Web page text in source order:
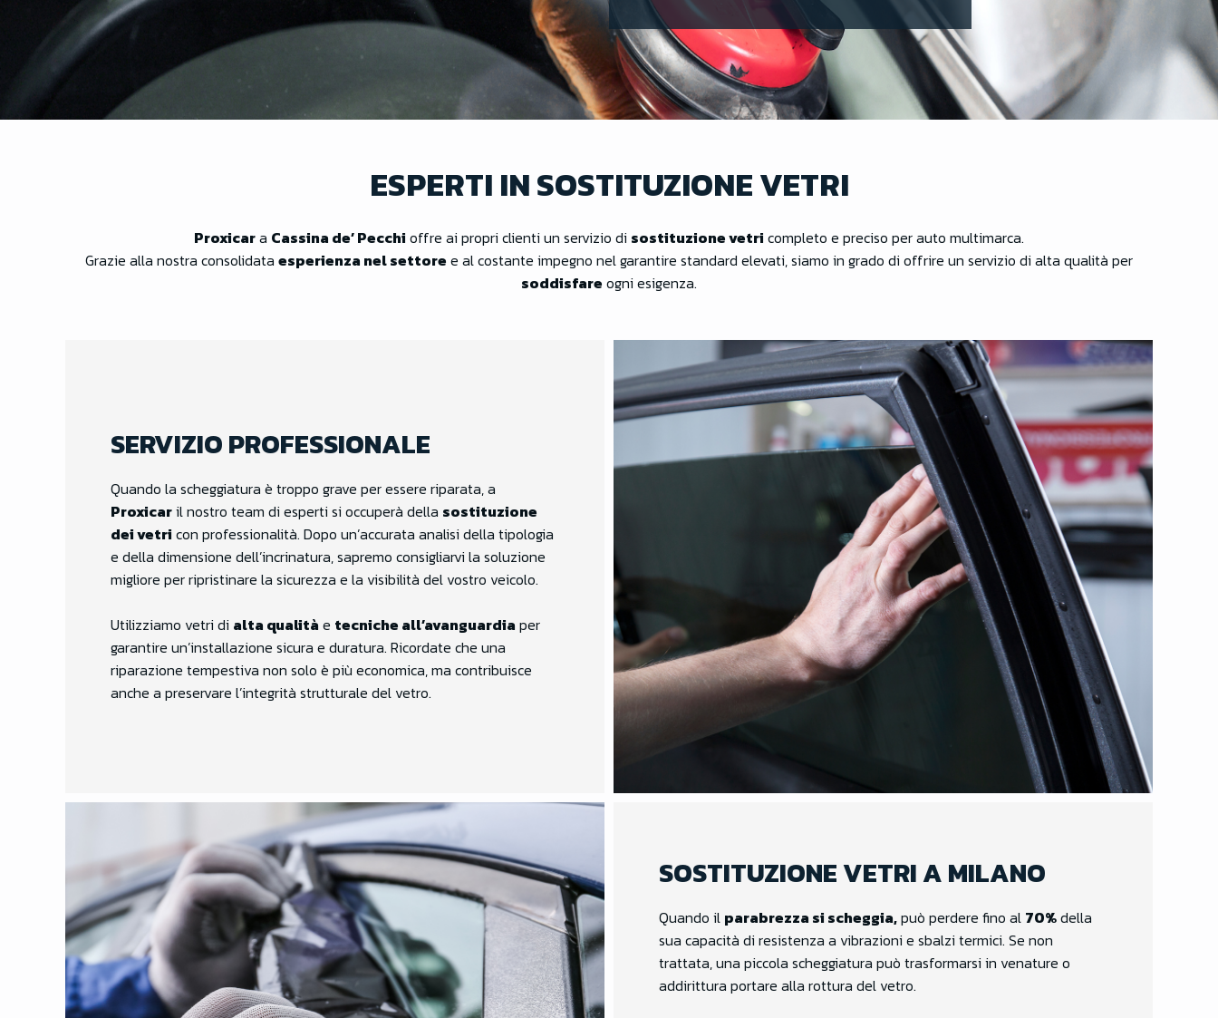
ESPERTI IN SOSTITUZIONE VETRI
Proxicara Cassina de’ Pecchi offre ai propri clienti un servizio di sostituzione vetri completo e preciso per auto multimarca.
Grazie alla nostra consolidata esperienza nel settore e al costante impegno nel garantire standard elevati, siamo in grado di offrire un servizio di alta qualità per
soddisfare ogni esigenza.
SERVIZIO PROFESSIONALE
Quando la scheggiatura è troppo grave per essere riparata, a
Proxicaril nostro team di esperti si occuperà della sostituzione
dei vetri con professionalità. Dopo un’accurata analisi della tipologia
e della dimensione dell’incrinatura, sapremo consigliarvi la soluzione
migliore per ripristinare la sicurezza e la visibilità del vostro veicolo.
Utilizziamo vetri di alta qualità e tecniche all’avanguardia per
garantire un’installazione sicura e duratura. Ricordate che una
riparazione tempestiva non solo è più economica, ma contribuisce
anche a preservare l’integrità strutturale del vetro.
SOSTITUZIONE VETRI A MILANO
Quando il parabrezza si scheggia,può perdere fino al 70%della
sua capacità di resistenza a vibrazioni e sbalzi termici. Se non
trattata, una piccola scheggiatura può trasformarsi in venature o
addirittura portare alla rottura del vetro.